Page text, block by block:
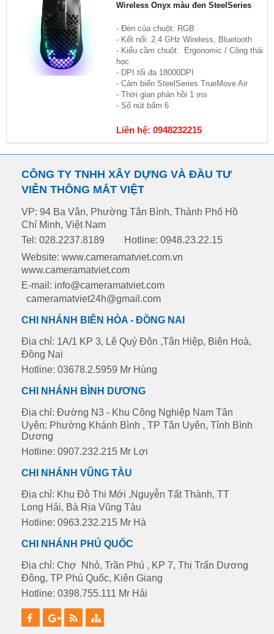
Wireless Onyx màu đen SteelSeries
- Đèn của chuột: RGB
- Kết nối: 2.4 GHz Wireless, Bluetooth
- Kiểu cầm chuột: Ergonomic / Công thái
học
- DPI tối đa 18000DPI
- Cảm biến SteelSeries TrueMove Air
- Thời gian phản hồi 1 ms
- Số nút bấm 6
Liên hệ: 0948232215
CÔNG TY TNHH XÂY DỰNG VÀ ĐẦU TƯ
VIỄN THÔNG MẮT VIỆT
VP: 94 Ba Vân, Phường Tân Bình, Thành Phố Hồ
Chí Minh, Việt Nam
Tel: 028.2237.8189
Hotline: 0948.23.22.15
Website: www.cameramatviet.com.vn
www.cameramatviet.com
E-mail: info@cameramatviet.com
cameramatviet24h@gmail.com
CHI NHÁNH BIÊN HÒA - ĐỒNG NAI
Địa chỉ: 1A/1 KP 3, Lê Quý Đôn ,Tân Hiệp, Biên Hoà,
Đồng Nai
Hotline: 03678.2.5959 Mr Hùng
CHI NHÁNH BÌNH DƯƠNG
Địa chỉ: Đường N3 - Khu Công Nghiệp Nam Tân
Uyên: Phường Khánh Bình , TP Tân Uyên, Tỉnh Bình
Dương
Hotline: 0907.232.215 Mr Lợi
CHI NHÁNH VŨNG TÀU
Địa chỉ: Khu Đô Thi Mới ,Nguyễn Tất Thành, TT
Long Hải, Bà Rịa Vũng Tàu
Hotline: 0963.232.215 Mr Hà
CHI NHÁNH PHÚ QUỐC
Địa chỉ: Chợ Nhỏ, Trần Phú , KP 7, Thị Trấn Dương
Đông, TP Phú Quốc, Kiên Giang
Hotline: 0398.755.111 Mr Hải